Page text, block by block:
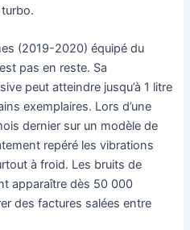
(2019-2020) équipé du
pas en reste. Sa
peut atteindre jusqu’à 1 litre
exemplaires. Lors d’une
dernier sur un modèle de
repéré les vibrations
à froid. Les bruits de
apparaître dès 50 000
des factures salées entre